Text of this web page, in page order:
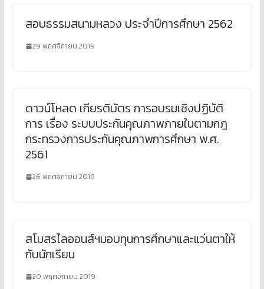
สอบธรรมสนามหลวง ประจำปีการศึกษา 2562
29 พฤศจิกายน 2019
ดาวน์โหลด เกียรติบัตร การอบรมเชิงปฏิบัติ
การ เรื่อง ระบบประกันคุณภาพภายในตามกฎ
กระทรวงการประกันคุณภาพการศึกษา พ.ศ.
2561
26 พฤศจิกายน 2019
สโมสรไลออนส์ฯมอบทุนการศึกษาและแว่นตาให้
กับนักเรียน
20 พฤศจิกายน 2019